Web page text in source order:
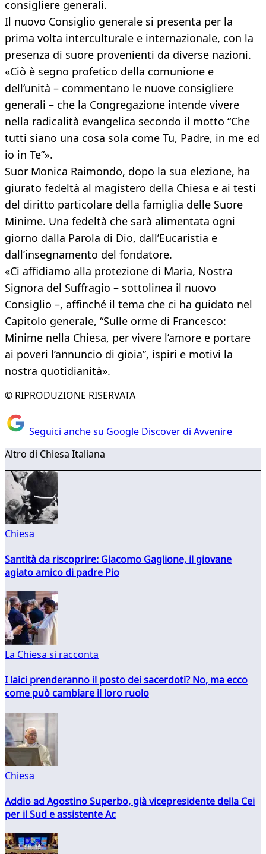
consigliere generali.
Il nuovo Consiglio generale si presenta per la
prima volta interculturale e internazionale, con la
presenza di suore provenienti da diverse nazioni.
«Ciò è segno profetico della comunione e
dell’unità – commentano le nuove consigliere
generali – che la Congregazione intende vivere
nella radicalità evangelica secondo il motto “Che
tutti siano una cosa sola come Tu, Padre, in me ed
io in Te”».
Suor Monica Raimondo, dopo la sua elezione, ha
giurato fedeltà al magistero della Chiesa e ai testi
del diritto particolare della famiglia delle Suore
Minime. Una fedeltà che sarà alimentata ogni
giorno dalla Parola di Dio, dall’Eucaristia e
dall’insegnamento del fondatore.
«Ci affidiamo alla protezione di Maria, Nostra
Signora del Suffragio – sottolinea il nuovo
Consiglio –, affinché il tema che ci ha guidato nel
Capitolo generale, “Sulle orme di Francesco:
Minime nella Chiesa, per vivere l’amore e portare
ai poveri l’annuncio di gioia”, ispiri e motivi la
nostra quotidianità».
© RIPRODUZIONE RISERVATA
Seguici anche su Google Discover di Avvenire
Altro di Chiesa Italiana
Chiesa
Santità da riscoprire: Giacomo Gaglione, il giovane
agiato amico di padre Pio
La Chiesa si racconta
I laici prenderanno il posto dei sacerdoti? No, ma ecco
come può cambiare il loro ruolo
Chiesa
Addio ad Agostino Superbo, già vicepresidente della Cei
per il Sud e assistente Ac